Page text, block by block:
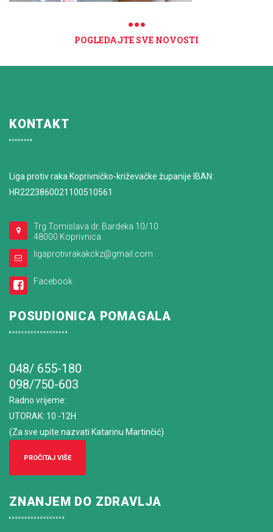
POGLEDAJTE SVE NOVOSTI
KONTAKT
Liga protiv raka Koprivničko-križevačke županije IBAN:
HR2223860021100510561
Trg Tomislava dr. Bardeka 10/10
48000 Koprivnica
ligaprotivrakakckz@gmail.com
Facebook
POSUDIONICA POMAGALA
048/ 655-180
098/750-603
Radno vrijeme:
UTORAK: 10 -12H
(Za sve upite nazvati Katarinu Martinčić)
PROČITAJ VIŠE
ZNANJEM DO ZDRAVLJA